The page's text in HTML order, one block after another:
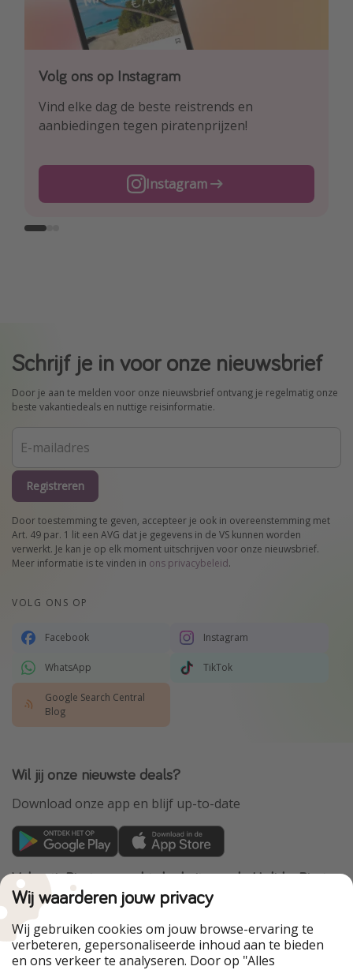
Volg ons op Instagram
Vind elke dag de beste reistrends en
aanbiedingen tegen piratenprijzen!
Instagram
Volg ons op Facebook
Ontdek onze dagelijkse reis- en
vluchtaanbiedingen tegen piratenprijzen!
Facebook
Volg ons op TikTok
Voor de heetste deals en beste reis-hacks!
TikTok
Schrijf je in voor onze nieuwsbrief
Door je aan te melden voor onze nieuwsbrief ontvang je regelmatig onze
beste vakantiedeals en nuttige reisinformatie.
Registreren
Door toestemming te geven, accepteer je ook in overeenstemming met
Art. 49 par. 1 lit een AVG dat je gegevens in de VS kunnen worden
verwerkt. Je kan je op elk moment uitschrijven voor onze nieuwsbrief.
Meer informatie is te vinden in ons privacybeleid.
VOLG ONS OP
Facebook Instagram
WhatsApp TikTok
Google Search Central
Blog
Wil jij onze nieuwste deals?
Download onze app en blijf up-to-date
VakantiePiraten maakt deel uit van de HolidayPirates
Group
Onze markten
PiratinViaggio
HolidayPirates
WakacyjniPiraci
VoyagesPirates
Wij waarderen jouw privacy
Wij gebruiken cookies om jouw browse-ervaring te
verbeteren, gepersonaliseerde inhoud aan te bieden
en ons verkeer te analyseren. Door op "Alles